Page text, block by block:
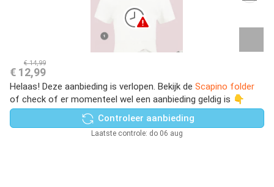
€ 14,99
€ 12,99
Helaas! Deze aanbieding is verlopen. Bekijk de Scapino folder
of check of er momenteel wel een aanbieding geldig is 👇
Controleer aanbieding
Laatste controle: do 06 aug